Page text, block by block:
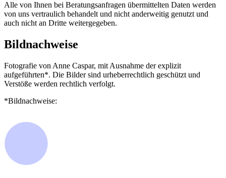
Alle von Ihnen bei Beratungsanfragen übermittelten Daten werden
von uns vertraulich behandelt und nicht anderweitig genutzt und
auch nicht an Dritte weitergegeben.
Bildnachweise
Fotografie von Anne Caspar, mit Ausnahme der explizit
aufgeführten*. Die Bilder sind urheberrechtlich geschützt und
Verstöße werden rechtlich verfolgt.
*Bildnachweise: